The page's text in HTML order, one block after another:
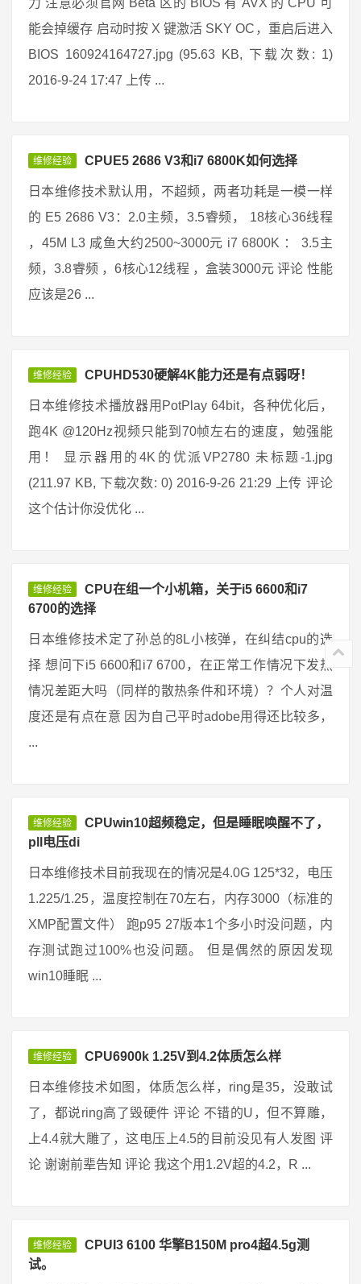
力 注意必须官网 Beta 区的 BIOS 有 AVX 的 CPU 可
能会掉缓存 启动时按 X 键激活 SKY OC，重启后进入
BIOS 160924164727.jpg (95.63 KB, 下载次数: 1)
2016-9-24 17:47 上传 ...
维修经验 CPUE5 2686 V3和i7 6800K如何选择
日本维修技术默认用，不超频，两者功耗是一模一样
的 E5 2686 V3：2.0主频，3.5睿频， 18核心36线程
，45M L3 咸鱼大约2500~3000元 i7 6800K ： 3.5主
频，3.8睿频 ，6核心12线程 ，盒装3000元 评论 性能
应该是26 ...
维修经验 CPUHD530硬解4K能力还是有点弱呀！
日本维修技术播放器用PotPlay 64bit，各种优化后，
跑4K @120Hz视频只能到70帧左右的速度，勉强能
用！ 显示器用的4K的优派VP2780 未标题-1.jpg
(211.97 KB, 下载次数: 0) 2016-9-26 21:29 上传 评论
这个估计你没优化 ...
维修经验
CPU在组一个小机箱，关于i5 6600和i7
6700的选择
日本维修技术定了孙总的8L小核弹，在纠结cpu的选
择 想问下i5 6600和i7 6700，在正常工作情况下发热
情况差距大吗（同样的散热条件和环境）？个人对温
度还是有点在意 因为自己平时adobe用得还比较多，
...
维修经验
CPUwin10超频稳定，但是睡眠唤醒不了，
pll电压di
日本维修技术目前我现在的情况是4.0G 125*32，电压
1.225/1.25，温度控制在70左右，内存3000（标准的
XMP配置文件） 跑p95 27版本1个多小时没问题，内
存测试跑过100%也没问题。 但是偶然的原因发现
win10睡眠 ...
维修经验 CPU6900k 1.25V到4.2体质怎么样
日本维修技术如图，体质怎么样，ring是35，没敢试
了，都说ring高了毁硬件 评论 不错的U，但不算雕，
上4.4就大雕了，这电压上4.5的目前没见有人发图 评
论 谢谢前辈告知 评论 我这个用1.2V超的4.2，R ...
维修经验
CPUI3 6100 华擎B150M pro4超4.5g测
试。